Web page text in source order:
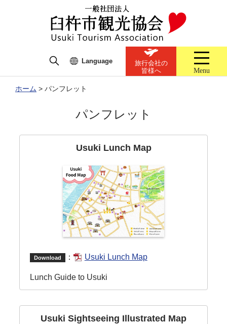
Language
旅行会社の
皆様へ
Menu
ホーム > パンフレット
パンフレット
Usuki Lunch Map
Download ： Usuki Lunch Map
Lunch Guide to Usuki
Usuki Sightseeing Illustrated Map